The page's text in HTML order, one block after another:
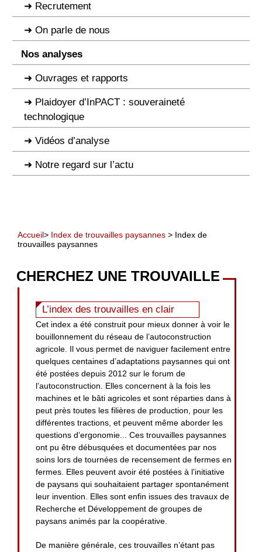
Recrutement
On parle de nous
Nos analyses
Ouvrages et rapports
Plaidoyer d’InPACT : souveraineté
technologique
Vidéos d’analyse
Notre regard sur l’actu
Accueil> Index de trouvailles paysannes > Index de
trouvailles paysannes
CHERCHEZ UNE TROUVAILLE
L’index des trouvailles en clair
Cet index a été construit pour mieux donner à voir le
bouillonnement du réseau de l’autoconstruction
agricole. Il vous permet de naviguer facilement entre
quelques centaines d’adaptations paysannes qui ont
été postées depuis 2012 sur le forum de
l’autoconstruction. Elles concernent à la fois les
machines et le bâti agricoles et sont réparties dans à
peut près toutes les filières de production, pour les
différentes tractions, et peuvent même aborder les
questions d’ergonomie... Ces trouvailles paysannes
ont pu être débusquées et documentées par nos
soins lors de tournées de recensement de fermes en
fermes. Elles peuvent avoir été postées à l’initiative
de paysans qui souhaitaient partager spontanément
leur invention. Elles sont enfin issues des travaux de
Recherche et Développement de groupes de
paysans animés par la coopérative.
De manière générale, ces trouvailles n’étant pas